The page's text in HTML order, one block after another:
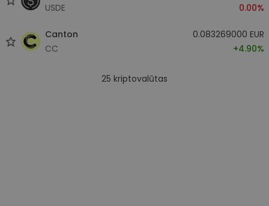
USDE
0.00%
Canton
CC
0.083269000 EUR
+4.90%
25 kriptovalūtas